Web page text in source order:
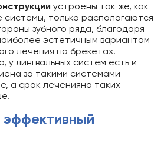
устроены так же, как
только располагаются
зубного ряда, благодаря
эстетичным вариантом
лечения на брекетах.
у лингвальных систем есть и
за такими системами
а срок леченияна таких
эффективный